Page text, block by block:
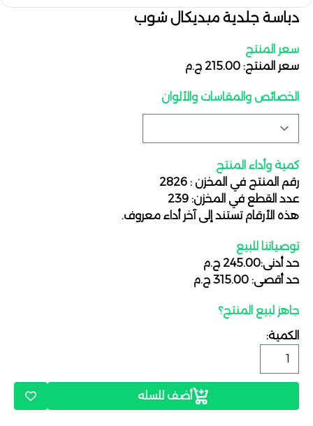
دباسة جلدية ميديكال شوب
سعر المنتج
سعر المنتج: 215.00 ج.م
الخصائص والمقاسات والألوان
كمية وأداء المنتج
رقم المنتج في المخزن : 2826
عدد القطع في المخزن: 239
هذه الأرقام تستند إلى آخر أداء معروف.
توصياتنا للبيع
حد أدنى:245.00 ج.م
حد أقصى: 315.00 ج.م
جاهز لبيع المنتج؟
الكمية:
أضف للسله